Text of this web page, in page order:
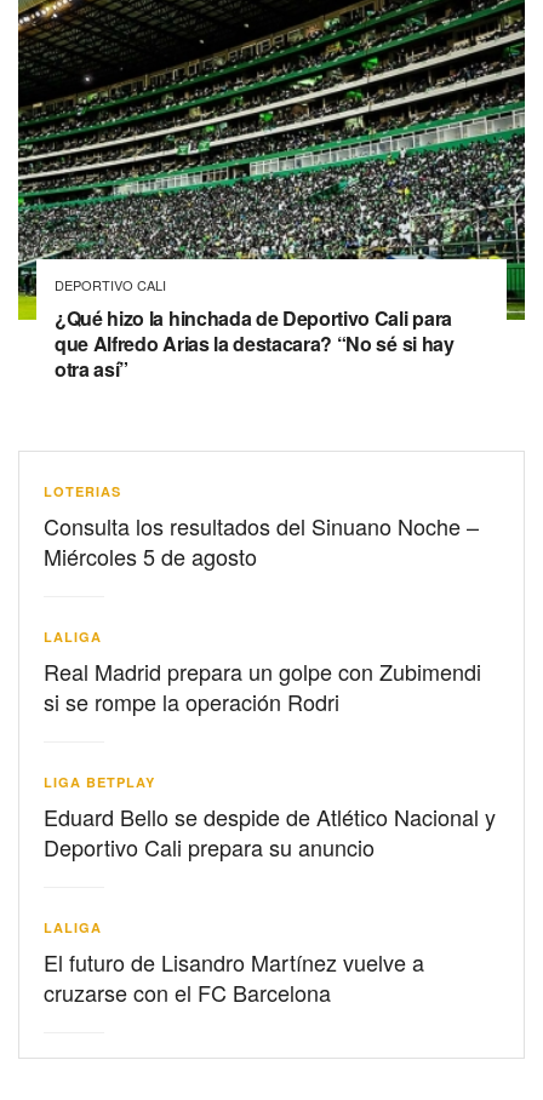
DEPORTIVO CALI
¿Qué hizo la hinchada de Deportivo Cali para
que Alfredo Arias la destacara? “No sé si hay
otra así”
LOTERIAS
Consulta los resultados del Sinuano Noche –
Miércoles 5 de agosto
LALIGA
Real Madrid prepara un golpe con Zubimendi
si se rompe la operación Rodri
LIGA BETPLAY
Eduard Bello se despide de Atlético Nacional y
Deportivo Cali prepara su anuncio
LALIGA
El futuro de Lisandro Martínez vuelve a
cruzarse con el FC Barcelona